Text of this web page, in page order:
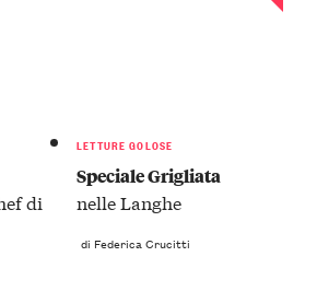
di
LETTURE GOLOSE
Speciale Grigliata
nelle Langhe
di Federica Crucitti